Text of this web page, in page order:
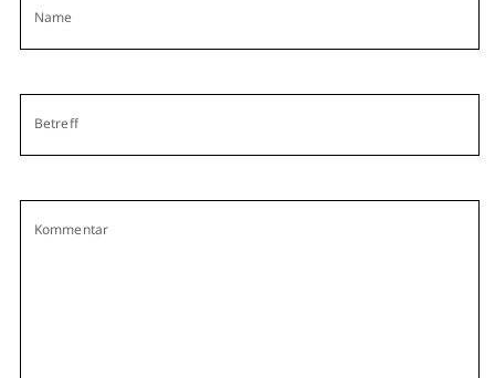
Name
Betreff
Kommentar